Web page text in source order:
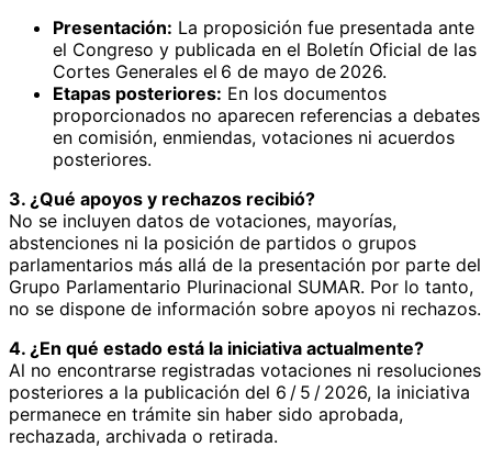
Presentación: La proposición fue presentada ante
el Congreso y publicada en el Boletín Oficial de las
Cortes Generales el 6 de mayo de 2026.
Etapas posteriores: En los documentos
proporcionados no aparecen referencias a debates
en comisión, enmiendas, votaciones ni acuerdos
posteriores.
3. ¿Qué apoyos y rechazos recibió?
No se incluyen datos de votaciones, mayorías,
abstenciones ni la posición de partidos o grupos
parlamentarios más allá de la presentación por parte del
Grupo Parlamentario Plurinacional SUMAR. Por lo tanto,
no se dispone de información sobre apoyos ni rechazos.
4. ¿En qué estado está la iniciativa actualmente?
Al no encontrarse registradas votaciones ni resoluciones
posteriores a la publicación del 6 / 5 / 2026, la iniciativa
permanece en trámite sin haber sido aprobada,
rechazada, archivada o retirada.